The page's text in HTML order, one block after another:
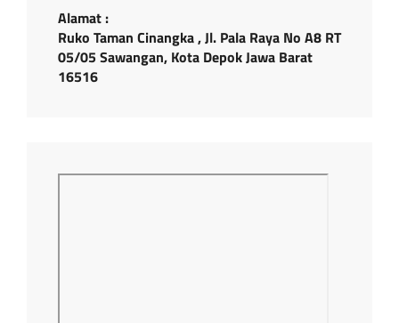
Alamat :
Ruko Taman Cinangka , Jl. Pala Raya No A8 RT
05/05 Sawangan, Kota Depok Jawa Barat
16516